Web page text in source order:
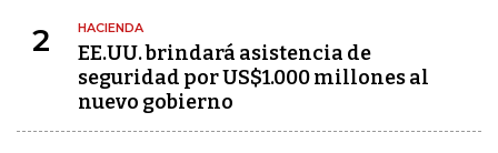
2 HACIENDA
EE.UU. brindará asistencia de
seguridad por US$1.000 millones al
nuevo gobierno